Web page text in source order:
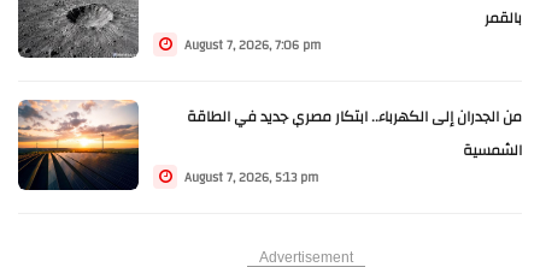
بالقمر
August 7, 2026, 7:06 pm
من الجدران إلى الكهرباء.. ابتكار مصري جديد في الطاقة
الشمسية
August 7, 2026, 5:13 pm
Advertisement